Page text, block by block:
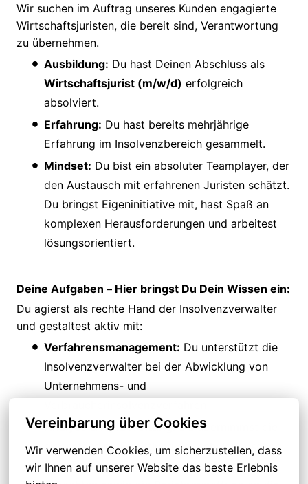
Vereinbarung über Cookies
Wir verwenden Cookies, um sicherzustellen, dass
wir Ihnen auf unserer Website das beste Erlebnis
Wir suchen im Auftrag unseres Kunden engagierte
Wirtschaftsjuristen, die bereit sind, Verantwortung
zu übernehmen.
Ausbildung: Du hast Deinen Abschluss als
Wirtschaftsjurist (m/w/d) erfolgreich
absolviert.
Erfahrung: Du hast bereits mehrjährige
Erfahrung im Insolvenzbereich gesammelt.
Mindset: Du bist ein absoluter Teamplayer, der
den Austausch mit erfahrenen Juristen schätzt.
Du bringst Eigeninitiative mit, hast Spaß an
komplexen Herausforderungen und arbeitest
lösungsorientiert.
Deine Aufgaben – Hier bringst Du Dein Wissen ein:
Du agierst als rechte Hand der Insolvenzverwalter
und gestaltest aktiv mit:
Verfahrensmanagement: Du unterstützt die
Insolvenzverwalter bei der Abwicklung von
Unternehmens- und
Analyse & Aufbereitung:Du übernimmst die
eigenständige Ermittlung der schuldnerischen
Vermögensverhältnisse und bereitest